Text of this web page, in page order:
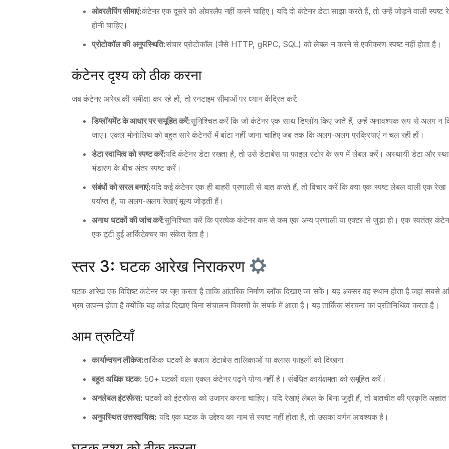
ओवरलैपिंग सीमाएं:कंटेनर एक दूसरे को ओवरलैप नहीं करने चाहिए। यदि दो कंटेनर डेटा साझा करते हैं, तो उन्हें जोड़ने वाली स्पष्ट
होनी चाहिए।
प्रोटोकॉल की अनुपस्थिति:संचार प्रोटोकॉल (जैसे HTTP, gRPC, SQL) को लेबल न करने से एकीकरण स्पष्ट नहीं होता है।
कंटेनर दृश्य को ठीक करना
जब कंटेनर आरेख की समीक्षा कर रहे हों, तो रनटाइम सीमाओं पर ध्यान केंद्रित करें:
डिप्लॉयमेंट के आधार पर समूहित करें:सुनिश्चित करें कि जो कंटेनर एक साथ डिप्लॉय किए जाते हैं, उन्हें अनावश्यक रूप से अलग न
जाए। एकल मोनोलिथ को बहुत सारे कंटेनरों में बांटा नहीं जाना चाहिए जब तक कि अलग-अलग प्रक्रियाएं न चल रही हों।
डेटा स्वामित्व को स्पष्ट करें:यदि कंटेनर डेटा रखता है, तो उसे डेटाबेस या फाइल स्टोर के रूप में लेबल करें। अस्थायी डेटा और
भंडारण के बीच अंतर स्पष्ट करें।
संबंधों को सरल बनाएं:यदि कई कंटेनर एक ही बाहरी प्रणाली से बात करते हैं, तो विचार करें कि क्या एक स्पष्ट लेबल वाली एक रेखा
पर्याप्त है, या अलग-अलग रेखाएं मूल्य जोड़ती हैं।
अनाथ घटकों की जांच करें:सुनिश्चित करें कि प्रत्येक कंटेनर कम से कम एक अन्य प्रणाली या एक्टर से जुड़ा हो। एक स्वतंत्र
एक टूटी हुई आर्किटेक्चर का संकेत देता है।
स्तर 3: घटक आरेख निराकरण
घटक आरेख एक विशिष्ट कंटेनर पर जूम करता है ताकि आंतरिक निर्माण ब्लॉक दिखाए जा सकें। यह अक्सर वह स्थान होता है जहां सबसे
भ्रम उत्पन्न होता है क्योंकि यह कोड दिखाए बिना संचालन विवरणों के संपर्क में आता है। यह तार्किक संरचना का प्रतिनिधित्व करता है।
आम त्रुटियाँ
कार्यान्वयन लीकेज:तार्किक घटकों के बजाय डेटाबेस तालिकाओं या क्लास फाइलों को दिखाना।
बहुत अधिक घटक: 50+ घटकों वाला एकल कंटेनर पढ़ने योग्य नहीं है। संबंधित कार्यक्षमता को समूहित करें।
अनलेबल इंटरफेस: घटकों को इंटरफेस को उजागर करना चाहिए। यदि रेखाएं लेबल के बिना जुड़ी हैं, तो बातचीत की प्रकृति अज्ञात
अनुपस्थित उत्तरदायित्व: यदि एक घटक के उद्देश्य का नाम से स्पष्ट नहीं होता है, तो उसका वर्णन आवश्यक है।